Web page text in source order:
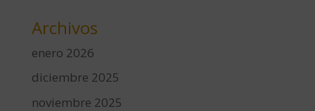
Archivos
enero 2026
diciembre 2025
noviembre 2025